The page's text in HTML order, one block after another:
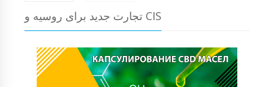
تجارت جدید برای روسیه و CIS